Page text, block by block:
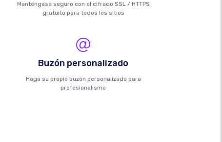
Manténgase seguro con el cifrado SSL / HTTPS
gratuito para todos los sitios
Buzón personalizado
Haga su propio buzón personalizado para
profesionalismo